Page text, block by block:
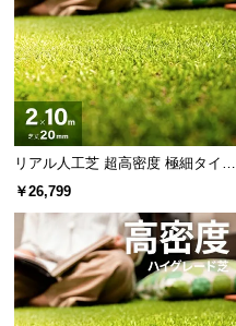
会
員
規
約
に
つ
い
て
お
客
様
リアル人工芝 超高密度 極細タイプ
芝丈20mm 2×10m 防草シート付
￥26,799